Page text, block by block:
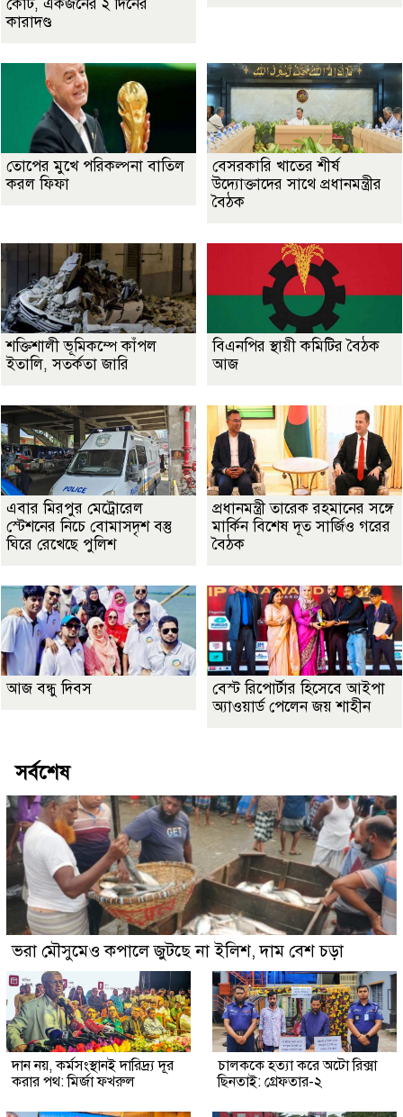
কোর্ট, একজনের ২ দিনের
কারাদণ্ড
তোপের মুখে পরিকল্পনা বাতিল
করল ফিফা
বেসরকারি খাতের শীর্ষ
উদ্যোক্তাদের সাথে প্রধানমন্ত্রীর
বৈঠক
শক্তিশালী ভূমিকম্পে কাঁপল
ইতালি, সতর্কতা জারি
বিএনপির স্থায়ী কমিটির বৈঠক
আজ
এবার মিরপুর মেট্রোরেল
স্টেশনের নিচে বোমাসদৃশ বস্তু
ঘিরে রেখেছে পুলিশ
প্রধানমন্ত্রী তারেক রহমানের সঙ্গে
মার্কিন বিশেষ দূত সার্জিও গরের
বৈঠক
আজ বন্ধু দিবস
বেস্ট রিপোর্টার হিসেবে আইপা
অ্যাওয়ার্ড পেলেন জয় শাহীন
সর্বশেষ
ভরা মৌসুমেও কপালে জুটছে না ইলিশ, দাম বেশ চড়া
দান নয়, কর্মসংস্থানই দারিদ্র্য দূর
করার পথ: মির্জা ফখরুল
চালককে হত্যা করে অটো রিক্সা
ছিনতাই: গ্রেফতার-২